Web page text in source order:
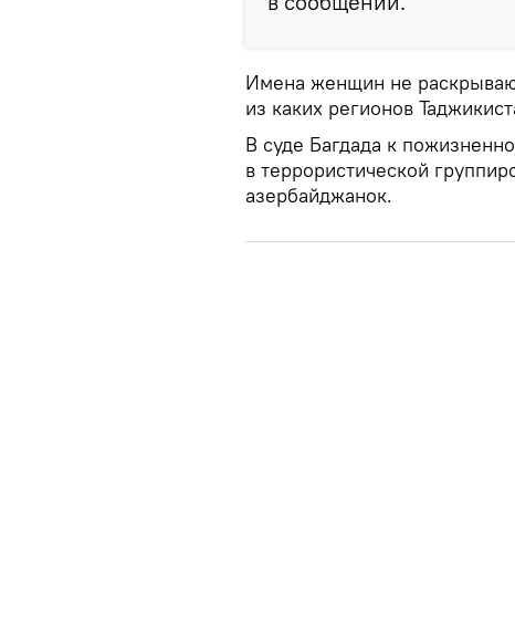
Имена женщин не
из каких регионов
В суде Багдада к
в террористической
азербайджанок.